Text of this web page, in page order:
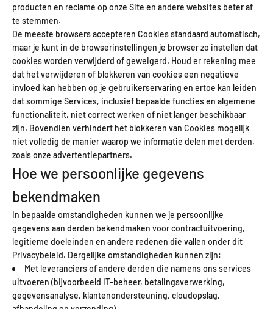
producten en reclame op onze Site en andere websites beter af
te stemmen.
De meeste browsers accepteren Cookies standaard automatisch,
maar je kunt in de browserinstellingen je browser zo instellen dat
cookies worden verwijderd of geweigerd. Houd er rekening mee
dat het verwijderen of blokkeren van cookies een negatieve
invloed kan hebben op je gebruikerservaring en ertoe kan leiden
dat sommige Services, inclusief bepaalde functies en algemene
functionaliteit, niet correct werken of niet langer beschikbaar
zijn. Bovendien verhindert het blokkeren van Cookies mogelijk
niet volledig de manier waarop we informatie delen met derden,
zoals onze advertentiepartners.
Hoe we persoonlijke gegevens
bekendmaken
In bepaalde omstandigheden kunnen we je persoonlijke
gegevens aan derden bekendmaken voor contractuitvoering,
legitieme doeleinden en andere redenen die vallen onder dit
Privacybeleid. Dergelijke omstandigheden kunnen zijn:
Met leveranciers of andere derden die namens ons services
uitvoeren (bijvoorbeeld IT-beheer, betalingsverwerking,
gegevensanalyse, klantenondersteuning, cloudopslag,